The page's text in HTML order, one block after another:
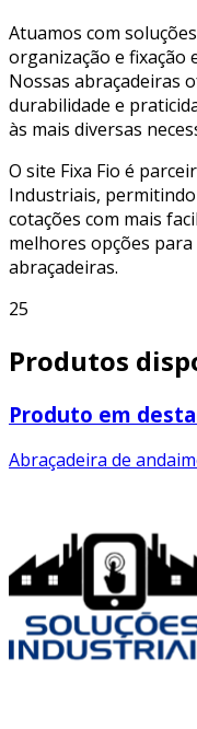
Atuamos com
organização e fixação
Nossas abraçadeiras
durabilidade e
às mais diversas
O site Fixa Fio é
Industriais,
cotações com mais
melhores opções
abraçadeiras.
25
Produtos
Produto em
Abraçadeira de